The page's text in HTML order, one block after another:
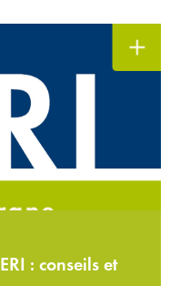
: conseils et